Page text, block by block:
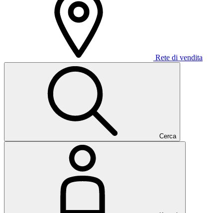
Rete di vendita
Cerca